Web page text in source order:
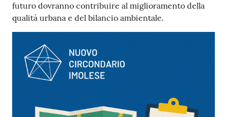
futuro dovranno contribuire al miglioramento della
qualità urbana e del bilancio ambientale.